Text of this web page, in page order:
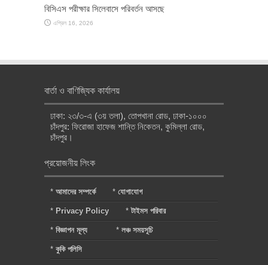
বিসিএস পরীক্ষার সিলেবাসে পরিবর্তন আসছে
এপ্রিল 16, 2026
বার্তা ও বাণিজ্যিক কার্যালয়
ঢাকা: ২৩/৩-এ (৩য় তলা), তোপখানা রোড, ঢাকা-১০০০
চাঁদপুর: ফিরোজা হাফেজ শান্তি নিকেতন, কুমিল্লা রোড,
চাঁদপুর।
প্রয়োজনীয় লিংক
* আমাদের সম্পর্কে * যোগাযোগ
* Privacy Policy *টাইমস পরিবার
* বিজ্ঞাপন মূল্য * লঞ্চ সময়সূচি
* কুকি পলিসি